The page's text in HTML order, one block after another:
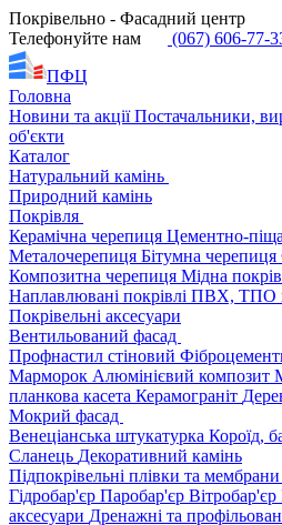
Покрівельно - Фасадний центр
Телефонуйте нам
(067) 606-77-
ПФЦ
Головна
Новини та акціїПостачальники,
об'єкти
Каталог
Натуральний камінь
Природний камінь
Покрівля
Керамічна черепиця Цементно-
Металочерепиця Бітумна черепиця
Композитна черепиця Мідна
Наплавлювані покрівлі ПВХ, ТПО
Покрівельні аксесуари
Вентильований фасад
Профнастил стіновий
Марморок Алюмінієвий композит
планкова касета Керамограніт
Мокрий фасад
Венеціанська штукатурка Короїд,
Сланець Декоративний камінь
Підпокрівельні плівки та мембрани
Гідробар'єр Паробар'єр Вітробар'єр
аксесуари Дренажні та